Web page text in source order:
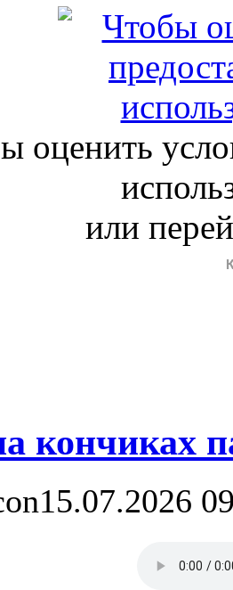
оценить
или
кончиках
15.07.2026